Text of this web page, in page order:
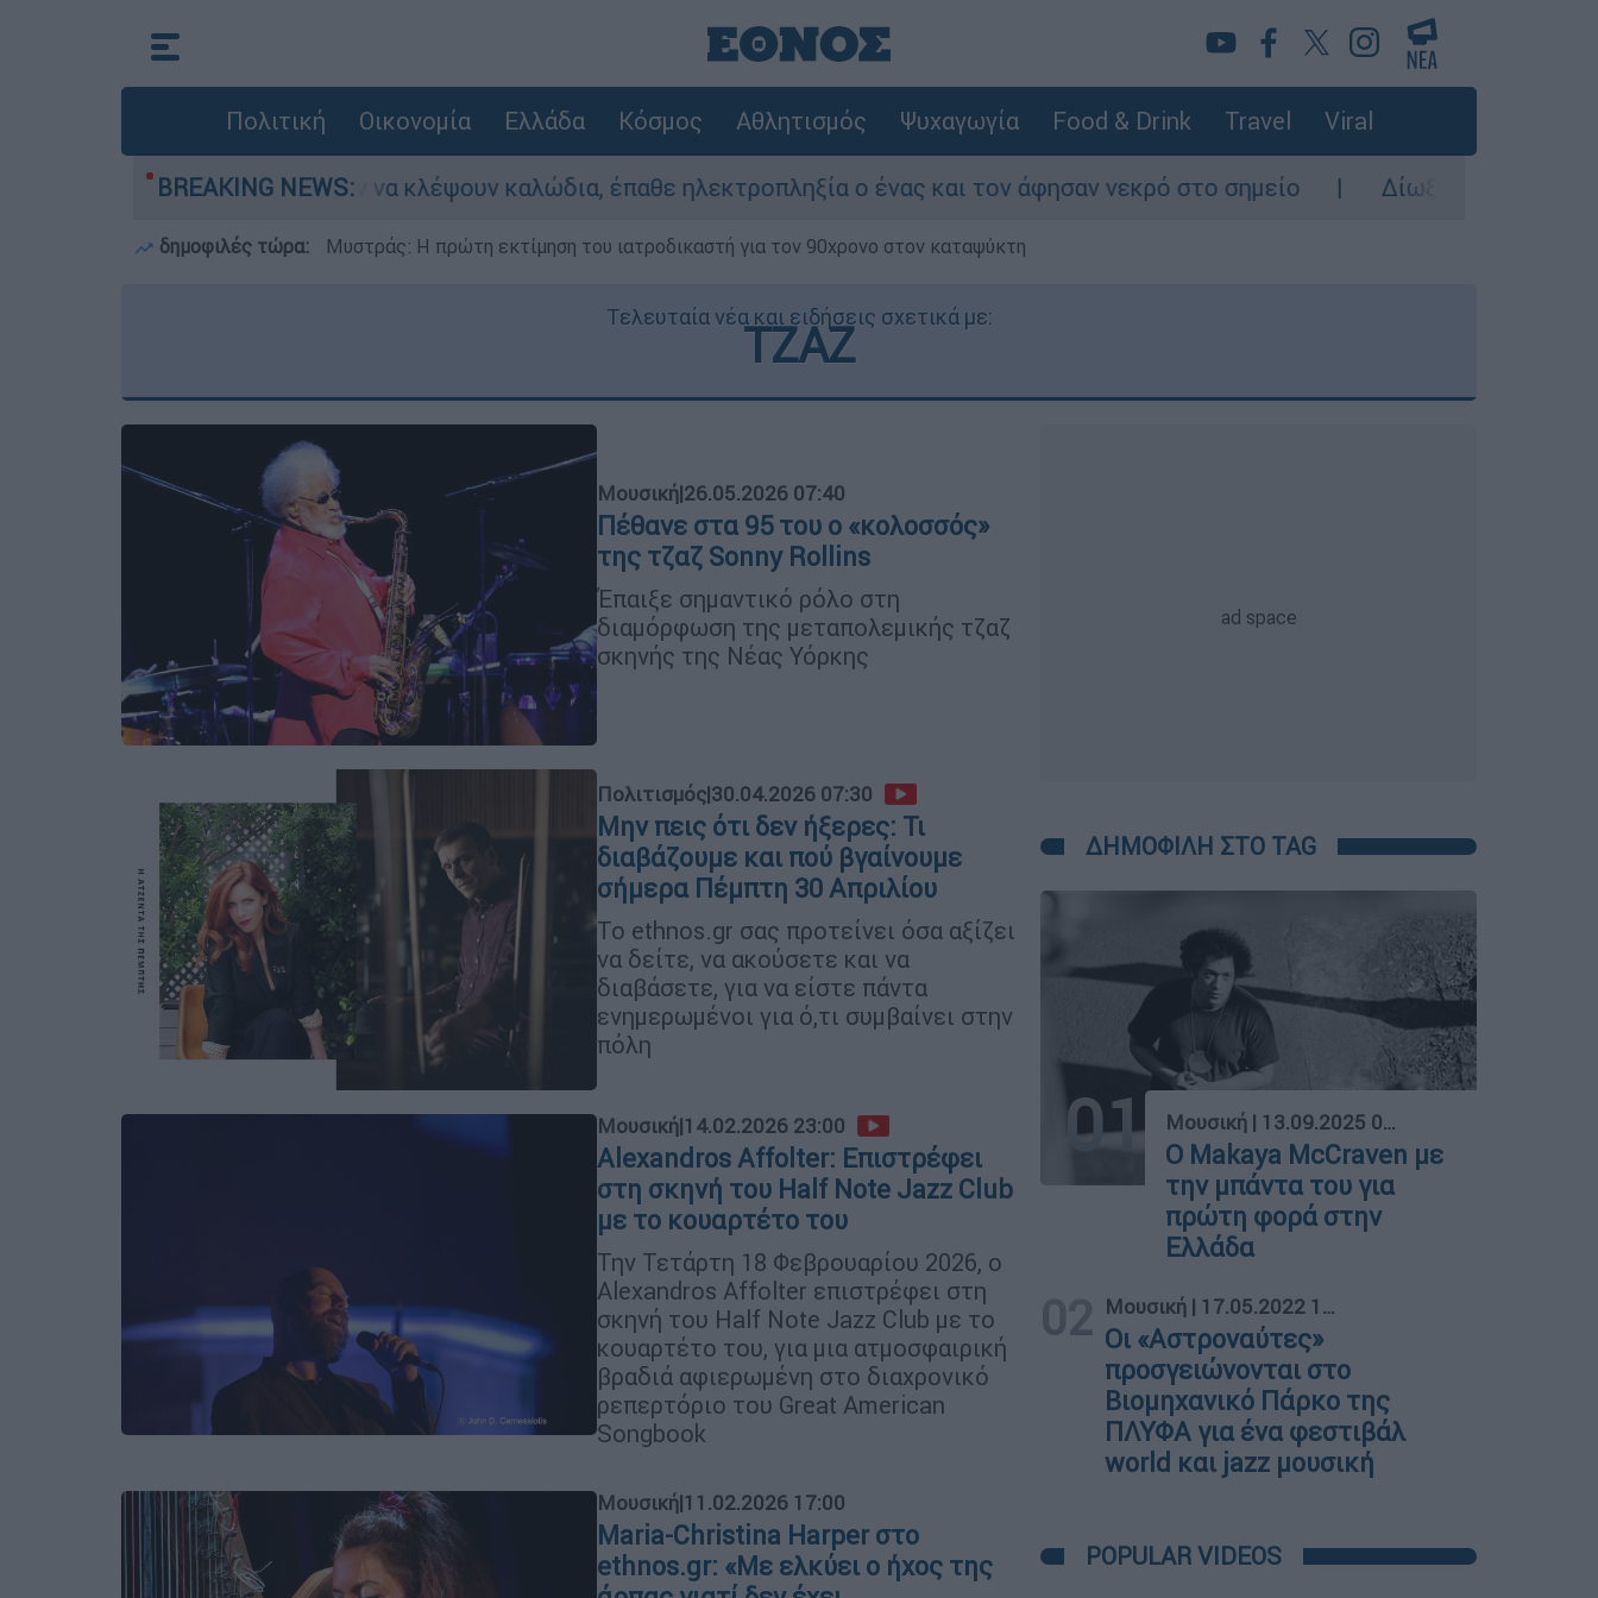
Πολιτική Οικονομία Ελλάδα Κόσμος Αθλητισμός Ψυχαγωγία Food & Drink Travel Viral
BREAKING NEWS:
Πήγαν να κλέψουν καλώδια, έπαθε ηλεκτροπληξία ο ένας και τον άφησαν νεκρό στο σημείο Δίωξη για ανθρωποκτονία από
δημοφιλές τώρα: Μυστράς: Η πρώτη εκτίμηση του ιατροδικαστή για τον 90χρονο στον καταψύκτη
Τελευταία νέα και ειδήσεις σχετικά με:
ΤΖΑΖ
Μουσική|26.05.2026 07:40
Πέθανε στα 95 του ο «κολοσσός»
της τζαζ Sonny Rollins
Έπαιξε σημαντικό ρόλο στη
διαμόρφωση της μεταπολεμικής τζαζ
σκηνής της Νέας Υόρκης
Πολιτισμός|30.04.2026 07:30
Μην πεις ότι δεν ήξερες: Τι
διαβάζουμε και πού βγαίνουμε
σήμερα Πέμπτη 30 Απριλίου
Το ethnos.gr σας προτείνει όσα αξίζει
να δείτε, να ακούσετε και να
διαβάσετε, για να είστε πάντα
ενημερωμένοι για ό,τι συμβαίνει στην
πόλη
Μουσική|14.02.2026 23:00
Alexandros Affolter: Επιστρέφει
στη σκηνή του Half Note Jazz Club
με το κουαρτέτο του
Την Τετάρτη 18 Φεβρουαρίου 2026, ο
Alexandros Affolter επιστρέφει στη
σκηνή του Half Note Jazz Club με το
κουαρτέτο του, για μια ατμοσφαιρική
βραδιά αφιερωμένη στο διαχρονικό
ρεπερτόριο του Great American
Songbook
Μουσική|11.02.2026 17:00
Maria-Christina Harper στο
ethnos.gr: «Με ελκύει ο ήχος της
ΔΗΜΟΦΙΛΗ ΣΤΟ TAG
01 Μουσική | 13.09.2025 05:00
Ο Makaya McCraven με
την μπάντα του για
πρώτη φορά στην
Ελλάδα
02 Μουσική | 17.05.2022 16:40
Οι «Αστροναύτες»
προσγειώνονται στο
Βιομηχανικό Πάρκο της
ΠΛΥΦΑ για ένα φεστιβάλ
world και jazz μουσική
POPULAR VIDEOS